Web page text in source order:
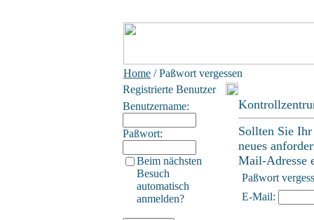
Home / Paßwort vergessen
Registrierte Benutzer
Benutzername:
Paßwort:
Beim nächsten
Besuch
automatisch
anmelden?
Sollten Sie
neues
Mail-Adresse
Paßwort
E-Mail: